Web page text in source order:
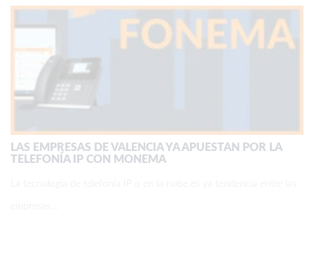
LAS EMPRESAS DE VALENCIA YA APUESTAN POR LA
TELEFONÍA IP CON MONEMA
La tecnología de telefonía IP o en la nube es ya tendencia entre las
empresas…